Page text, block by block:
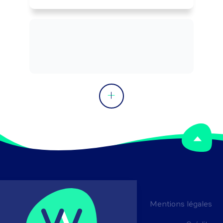
qualité de produits ou de services
Mentions légales